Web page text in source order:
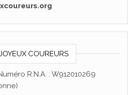
COUREURS
R.N.A. : W912010269